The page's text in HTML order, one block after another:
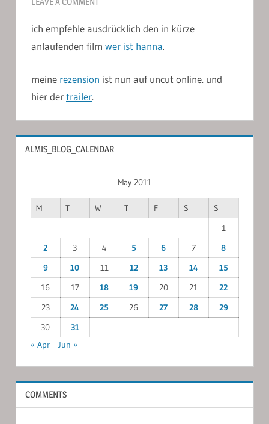
ich empfehle ausdrücklich den in kürze
anlaufenden film wer ist hanna.
meine rezension ist nun auf uncut online. und
hier dertrailer.
ALMIS_BLOG_CALENDAR
May 2011
M T W T F S
S
1
2
3 4 5 6 7
8
9
10 11 12 13 14
15
16
17 18 19 20 21
22
23
24 25 26 27 28
29
30
31
« Apr
Jun »
COMMENTS